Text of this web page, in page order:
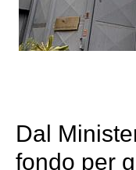
Dal
fondo per